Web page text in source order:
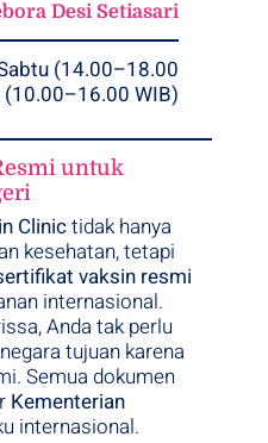
Desi Setiasari
WIB)
untuk
Clinictidak hanya
kesehatan, tetapi
vaksin resmi
internasional.
Anda tak perlu
tujuan karena
Semua dokumen
Kementerian
internasional.